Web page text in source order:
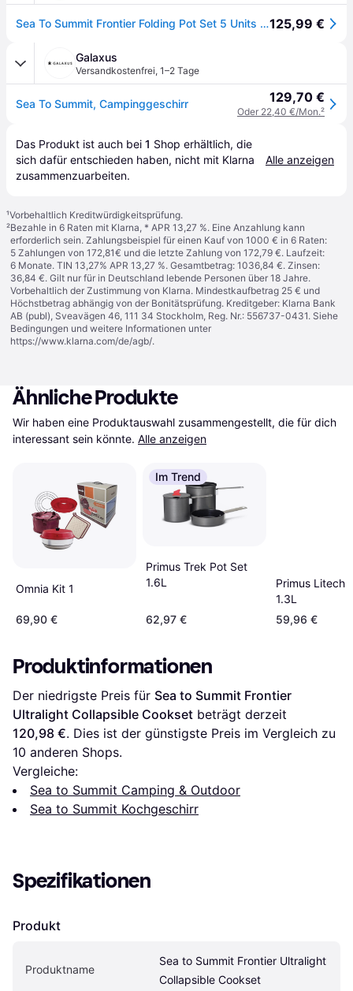
Sea To Summit Frontier Folding Pot Set 5 Units Golden125,99 €
Galaxus
Versandkostenfrei, 1–2 Tage
Sea To Summit, Campinggeschirr 129,70 €
Oder 22,40 €/Mon.²
Das Produkt ist auch bei 1 Shop erhältlich, die
sich dafür entschieden haben, nicht mit Klarna
zusammenzuarbeiten.
Alle anzeigen
¹Vorbehaltlich Kreditwürdigkeitsprüfung.
²Bezahle in 6 Raten mit Klarna, * APR 13,27 %. Eine Anzahlung kann
erforderlich sein. Zahlungsbeispiel für einen Kauf von 1000 € in 6 Raten:
5 Zahlungen von 172,81€ und die letzte Zahlung von 172,79 €. Laufzeit:
6 Monate. TIN 13,27% APR 13,27 %. Gesamtbetrag: 1036,84 €. Zinsen:
36,84 €. Gilt nur für in Deutschland lebende Personen über 18 Jahre.
Vorbehaltlich der Zustimmung von Klarna. Mindestkaufbetrag 25 € und
Höchstbetrag abhängig von der Bonitätsprüfung. Kreditgeber: Klarna Bank
AB (publ), Sveavägen 46, 111 34 Stockholm, Reg. Nr.: 556737-0431. Siehe
Bedingungen und weitere Informationen unter
https://www.klarna.com/de/agb/.
Ähnliche Produkte
Wir haben eine Produktauswahl zusammengestellt, die für dich
interessant sein könnte. Alle anzeigen
Omnia Kit 1
69,90 €
Im Trend
Primus Trek Pot Set
1.6L
62,97 €
Primus Litech
1.3L
59,96 €
Produktinformationen
Der niedrigste Preis für Sea to Summit Frontier
Ultralight Collapsible Cookset
120,98 €
10 anderen Shops.
Vergleiche:
Sea to Summit Camping & Outdoor
Sea to Summit Kochgeschirr
Spezifikationen
Produkt
Produktname
Sea to Summit Frontier Ultralight
Collapsible Cookset